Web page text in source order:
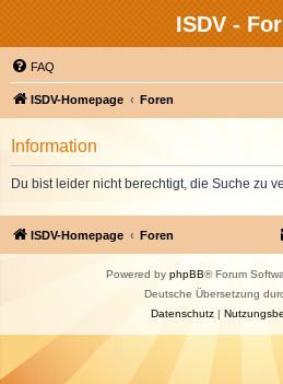
ISDV -
FAQ
ISDV-Homepage Foren
Information
Du bist leider nicht berechtigt, die Suche zu
ISDV-Homepage Foren
Powered by phpBB® Forum
Deutsche Übersetzung
Datenschutz|